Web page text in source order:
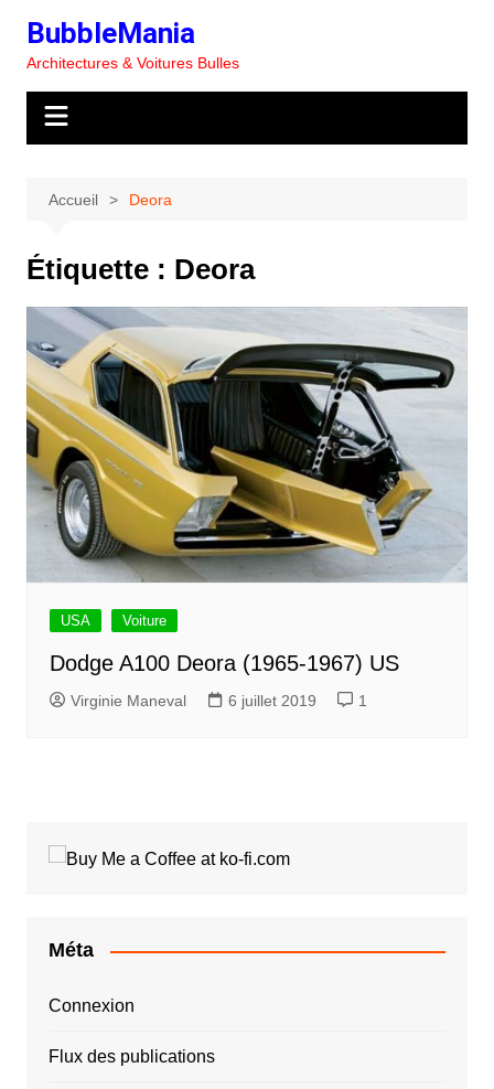
contenu
BubbleMania
Architectures & Voitures Bulles
Accueil Deora
Étiquette : Deora
USA Voiture
Dodge A100 Deora (1965-1967) US
Virginie Maneval 6 juillet 2019 1
Méta
Connexion
Flux des publications